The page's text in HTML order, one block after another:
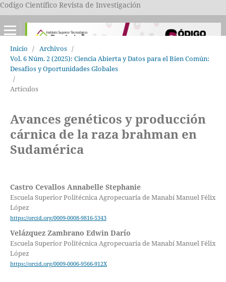
Codigo Científico Revista de Investigación
Inicio / Archivos /
Vol. 6 Núm. 2 (2025): Ciencia Abierta y Datos para el Bien Común:
Desafíos y Oportunidades Globales
/
Artículos
Avances genéticos y producción
cárnica de la raza brahman en
Sudamérica
Castro Cevallos Annabelle Stephanie
Escuela Superior Politécnica Agropecuaria de Manabí Manuel Félix
López
https://orcid.org/0009-0008-9816-5343
Velázquez Zambrano Edwin Darío
Escuela Superior Politécnica Agropecuaria de Manabí Manuel Félix
López
https://orcid.org/0009-0006-9566-912X